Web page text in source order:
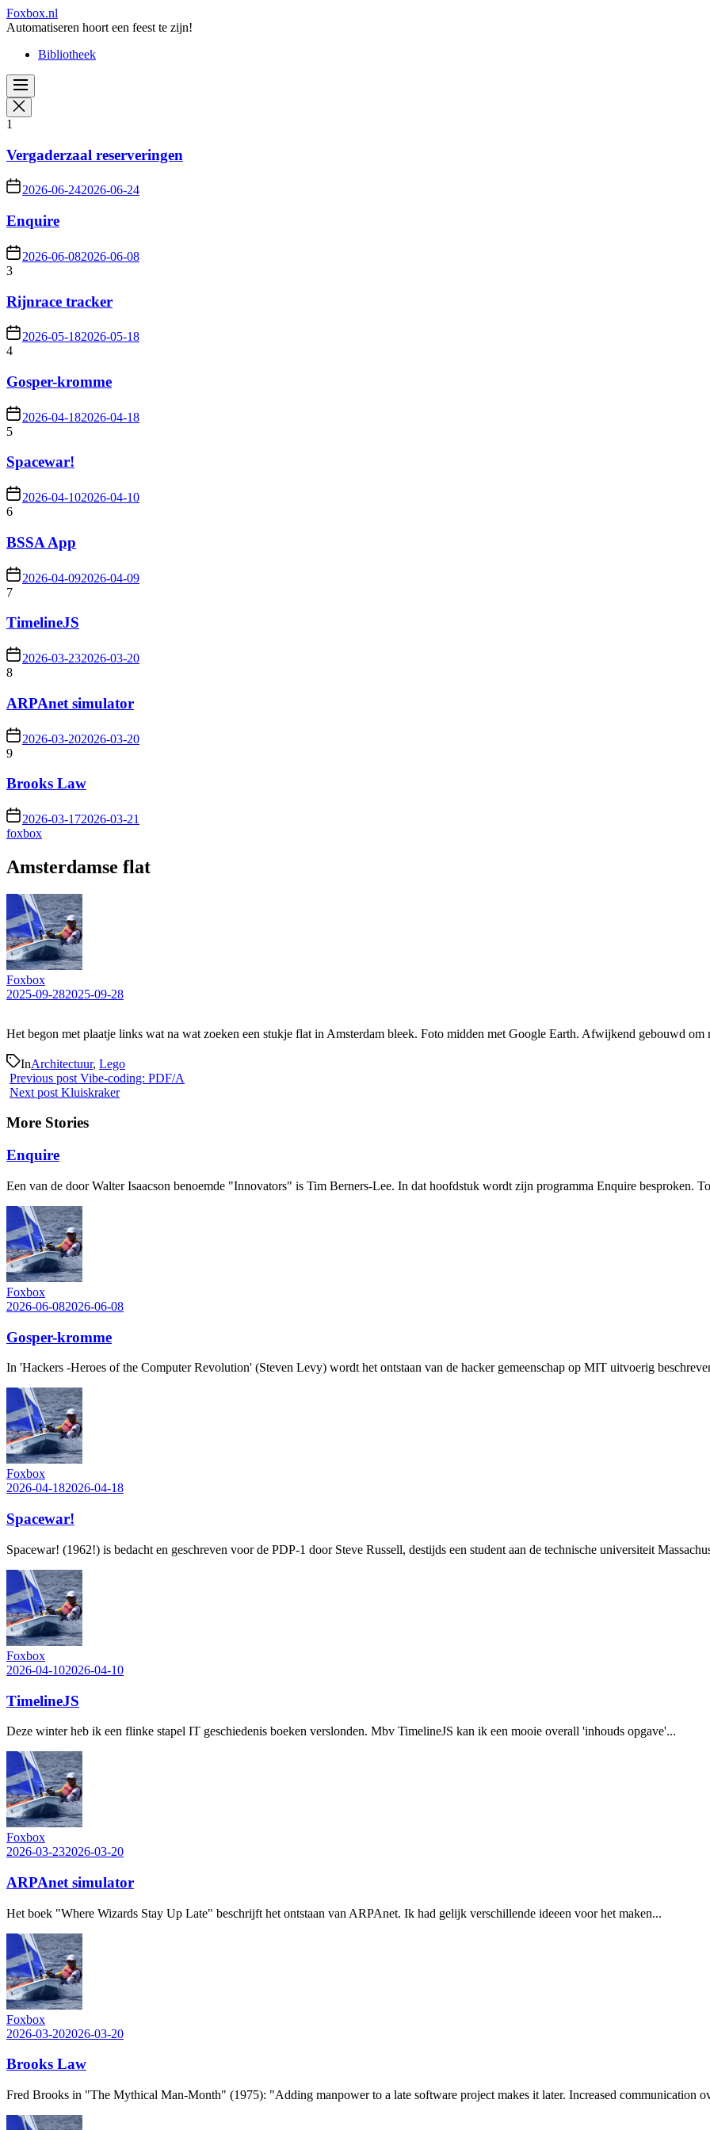
Skip
to
content
Foxbox.nl
Automatiseren hoort een feest te zijn!
Bibliotheek
1
Vergaderzaal reserveringen
2026-06-242026-06-24
Enquire
2026-06-082026-06-08
3
Rijnrace tracker
2026-05-182026-05-18
4
Gosper-kromme
2026-04-182026-04-18
5
Spacewar!
2026-04-102026-04-10
6
BSSA App
2026-04-092026-04-09
7
TimelineJS
2026-03-232026-03-20
8
ARPAnet simulator
2026-03-202026-03-20
9
Brooks Law
2026-03-172026-03-21
foxbox
Amsterdamse flat
Foxbox
2025-09-282025-09-28
Het begon met plaatje links wat na wat zoeken een stukje flat in Amsterdam bleek. Foto midden met Google Earth. Afwijkend gebouwd om
InArchitectuur, Lego
Previous post Vibe-coding: PDF/A
Next post Kluiskraker
More Stories
Enquire
Een van de door Walter Isaacson benoemde "Innovators" is Tim Berners-Lee. In dat hoofdstuk wordt zijn programma Enquire besproken.
Foxbox
2026-06-082026-06-08
Gosper-kromme
In 'Hackers -Heroes of the Computer Revolution' (Steven Levy) wordt het ontstaan van de hacker gemeenschap op MIT uitvoerig
Foxbox
2026-04-182026-04-18
Spacewar!
Spacewar! (1962!) is bedacht en geschreven voor de PDP-1 door Steve Russell, destijds een student aan de technische universiteit
Foxbox
2026-04-102026-04-10
TimelineJS
Deze winter heb ik een flinke stapel IT geschiedenis boeken verslonden. Mbv TimelineJS kan ik een mooie overall 'inhouds opgave'...
Foxbox
2026-03-232026-03-20
ARPAnet simulator
Het boek "Where Wizards Stay Up Late" beschrijft het ontstaan van ARPAnet. Ik had gelijk verschillende ideeen voor het maken...
Foxbox
2026-03-202026-03-20
Brooks Law
Fred Brooks in "The Mythical Man-Month" (1975): "Adding manpower to a late software project makes it later. Increased communication